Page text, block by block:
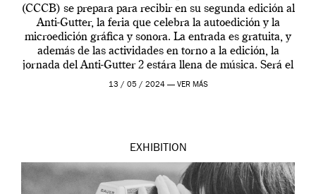
(CCCB) se prepara para recibir en su segunda edición al
Anti-Gutter, la feria que celebra la autoedición y la
microedición gráfica y sonora. La entrada es gratuita, y
además de las actividades en torno a la edición, la
jornada del Anti-Gutter 2 estára llena de música. Será el
[…]
13 / 05 / 2024 — VER MÁS
EXHIBITION